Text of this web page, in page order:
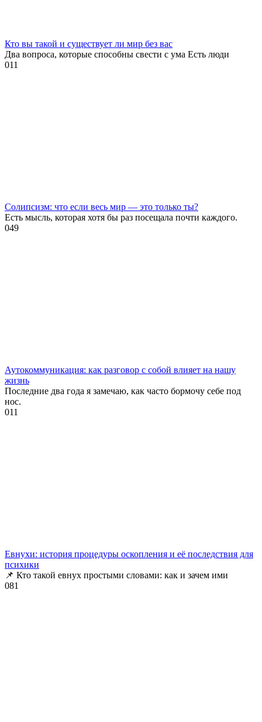
Кто вы такой и существует ли мир без вас
Два вопроса, которые способны свести с ума Есть люди
011
Солипсизм: что если весь мир — это только ты?
Есть мысль, которая хотя бы раз посещала почти каждого.
049
Аутокоммуникация: как разговор с собой влияет на нашу
жизнь
Последние два года я замечаю, как часто бормочу себе под
нос.
011
Евнухи: история процедуры оскопления и её последствия для
психики
📌 Кто такой евнух простыми словами: как и зачем ими
081